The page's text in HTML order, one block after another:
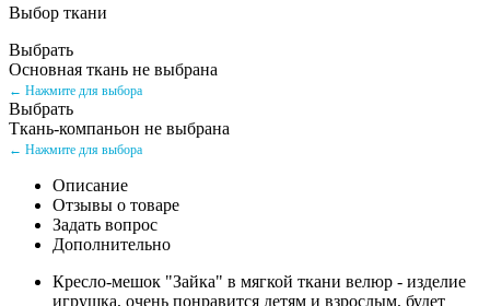
Выбор ткани
Выбрать
Основная ткань не выбрана
← Нажмите для выбора
Выбрать
Ткань-компаньон не выбрана
← Нажмите для выбора
Описание
Отзывы о товаре
Задать вопрос
Дополнительно
Кресло-мешок "Зайка" в мягкой ткани велюр - изделие
игрушка, очень понравится детям и взрослым, будет